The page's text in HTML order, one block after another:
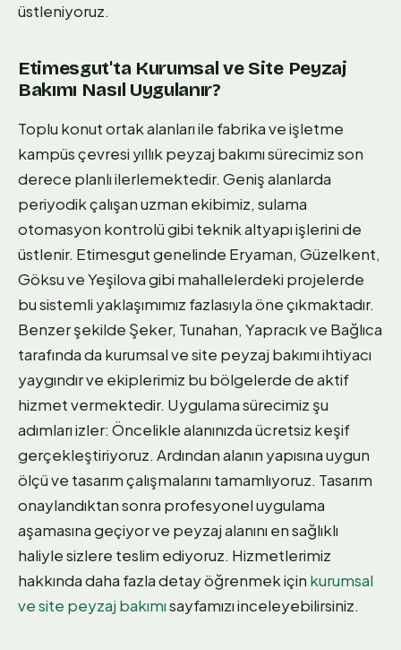
üstleniyoruz.
Etimesgut'ta Kurumsal ve Site Peyzaj
Bakımı Nasıl Uygulanır?
Toplu konut ortak alanları ile fabrika ve işletme
kampüs çevresi yıllık peyzaj bakımı sürecimiz son
derece planlı ilerlemektedir. Geniş alanlarda
periyodik çalışan uzman ekibimiz, sulama
otomasyon kontrolü gibi teknik altyapı işlerini de
üstlenir. Etimesgut genelinde Eryaman, Güzelkent,
Göksu ve Yeşilova gibi mahallelerdeki projelerde
bu sistemli yaklaşımımız fazlasıyla öne çıkmaktadır.
Benzer şekilde Şeker, Tunahan, Yapracık ve Bağlıca
tarafında da kurumsal ve site peyzaj bakımı ihtiyacı
yaygındır ve ekiplerimiz bu bölgelerde de aktif
hizmet vermektedir. Uygulama sürecimiz şu
adımları izler: Öncelikle alanınızda ücretsiz keşif
gerçekleştiriyoruz. Ardından alanın yapısına uygun
ölçü ve tasarım çalışmalarını tamamlıyoruz. Tasarım
onaylandıktan sonra profesyonel uygulama
aşamasına geçiyor ve peyzaj alanını en sağlıklı
haliyle sizlere teslim ediyoruz. Hizmetlerimiz
hakkında daha fazla detay öğrenmek için kurumsal
ve site peyzaj bakımısayfamızı inceleyebilirsiniz.